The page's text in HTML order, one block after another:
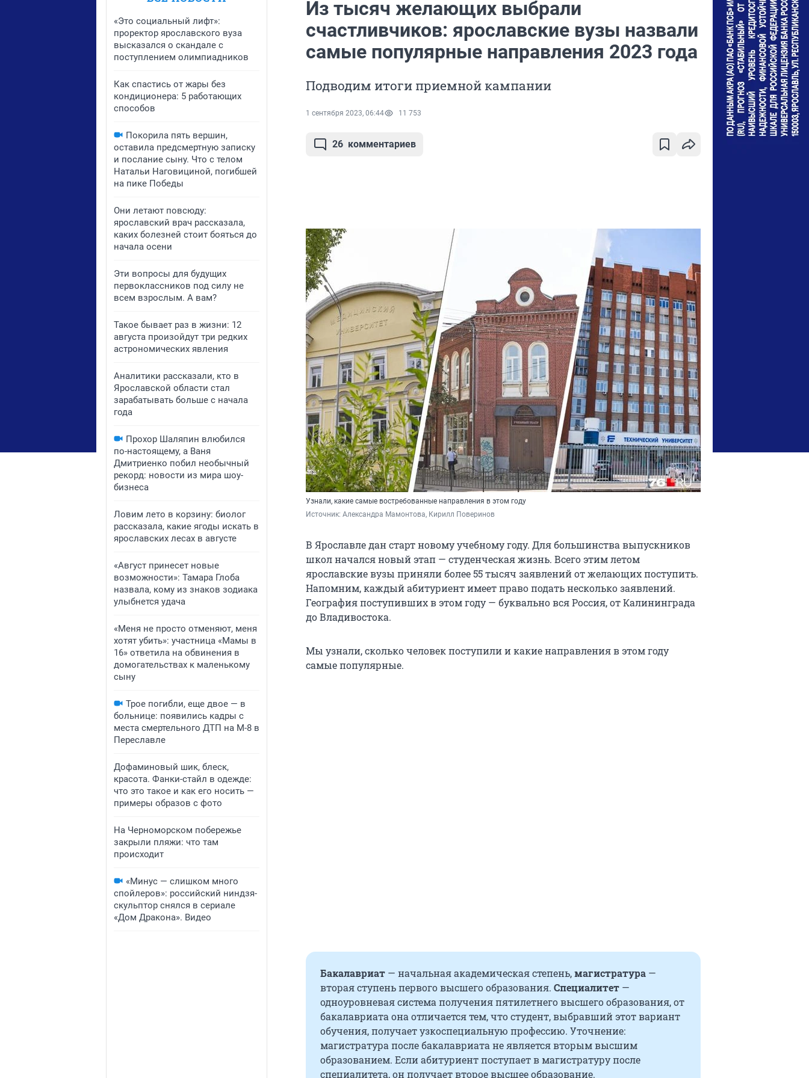
«Это социальный лифт»:
проректор ярославского вуза
высказался о скандале с
поступлением олимпиадников
Как спастись от жары без
кондиционера: 5 работающих
способов
Покорила пять вершин,
оставила предсмертную записку
и послание сыну. Что с телом
Натальи Наговициной, погибшей
на пике Победы
Они летают повсюду:
ярославский врач рассказала,
каких болезней стоит бояться до
начала осени
Эти вопросы для будущих
первоклассников под силу не
всем взрослым. А вам?
Такое бывает раз в жизни: 12
августа произойдут три редких
астрономических явления
Аналитики рассказали, кто в
Ярославской области стал
зарабатывать больше с начала
года
Прохор Шаляпин влюбился
по-настоящему, а Ваня
Дмитриенко побил необычный
рекорд: новости из мира шоу-
бизнеса
Ловим лето в корзину: биолог
рассказала, какие ягоды искать в
ярославских лесах в августе
«Август принесет новые
возможности»: Тамара Глоба
назвала, кому из знаков зодиака
улыбнется удача
«Меня не просто отменяют, меня
хотят убить»: участница «Мамы в
16» ответила на обвинения в
домогательствах к маленькому
сыну
Трое погибли, еще двое — в
больнице: появились кадры с
места смертельного ДТП на М-8 в
Переславле
Дофаминовый шик, блеск,
красота. Фанки-стайл в одежде:
что это такое и как его носить —
примеры образов с фото
На Черноморском побережье
закрыли пляжи: что там
происходит
«Минус — слишком много
спойлеров»: российский ниндзя-
скульптор снялся в сериале
«Дом Дракона». Видео
Из тысяч желающих выбрали
счастливчиков: ярославские вузы назвали
самые популярные направления 2023 года
Подводим итоги приемной кампании
1 сентября 2023, 06:44 11 753
26 комментариев
Узнали, какие самые востребованные направления в этом году
Источник: Александра Мамонтова, Кирилл Поверинов
В Ярославле дан старт новому учебному году. Для большинства выпускников
школ начался новый этап — студенческая жизнь. Всего этим летом
ярославские вузы приняли более 55 тысяч заявлений от желающих поступить.
Напомним, каждый абитуриент имеет право подать несколько заявлений.
География поступивших в этом году — буквально вся Россия, от Калининграда
до Владивостока.
Мы узнали, сколько человек поступили и какие направления в этом году
самые популярные.
Бакалавриат — начальная академическая степень,магистратура —
вторая ступень первого высшего образования. Специалитет —
одноуровневая система получения пятилетнего высшего образования, от
бакалавриата она отличается тем, что студент, выбравший этот вариант
обучения, получает узкоспециальную профессию. Уточнение:
магистратура после бакалавриата не является вторым высшим
образованием. Если абитуриент поступает в магистратуру после
специалитета, он получает второе высшее образование.